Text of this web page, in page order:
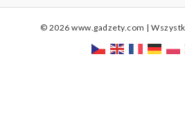
© 2026 www.gadzety.com |